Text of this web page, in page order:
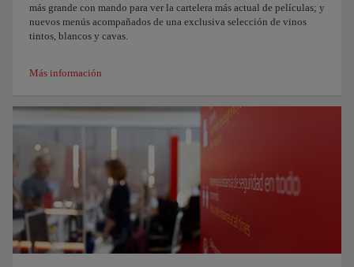
más grande con mando para ver la cartelera más actual de películas; y
nuevos menús acompañados de una exclusiva selección de vinos
tintos, blancos y cavas.
Más información